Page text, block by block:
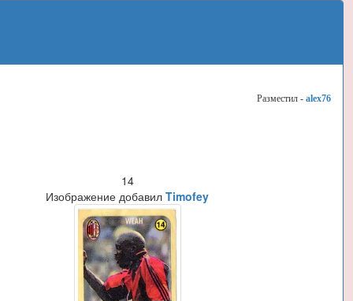
Разместил - alex76
14
Изображение добавилTimofey